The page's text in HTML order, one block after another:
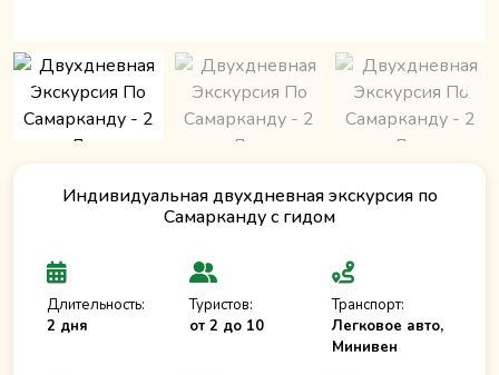
Индивидуальная двухдневная экскурсия по
Самарканду с гидом
Длительность:
2 дня
Туристов:
от 2 до 10
Транспорт:
Легковое авто,
Минивен